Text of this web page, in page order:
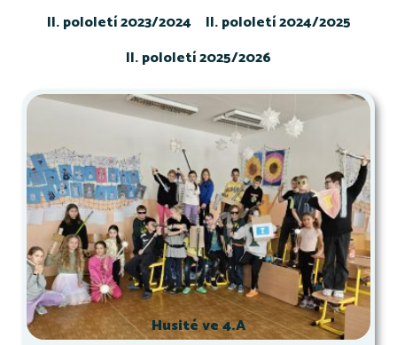
II. pololetí 2023/2024
II. pololetí 2024/2025
II. pololetí 2025/2026
Husité ve 4.A